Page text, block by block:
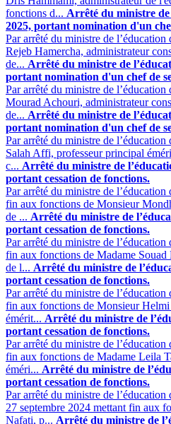
fonctions d... Arrêté du ministre
2025, portant nomination d'un
Par arrêté du ministre de
Rejeb Hamercha, administrateur
de... Arrêté du ministre de
portant nomination d'un chef de
Par arrêté du ministre de
Mourad Achouri, administrateur
de... Arrêté du ministre de
portant nomination d'un chef de
Par arrêté du ministre de
Salah Affi, professeur principal
c... Arrêté du ministre de
portant cessation de fonctions.
Par arrêté du ministre de
fin aux fonctions de Monsieur
de ... Arrêté du ministre de
portant cessation de fonctions.
Par arrêté du ministre de
fin aux fonctions de Madame
de l... Arrêté du ministre de
portant cessation de fonctions.
Par arrêté du ministre de
fin aux fonctions de Monsieur
émérit... Arrêté du ministre de
portant cessation de fonctions.
Par arrêté du ministre de
fin aux fonctions de Madame Leila
éméri... Arrêté du ministre de
portant cessation de fonctions.
Par arrêté du ministre de
27 septembre 2024 mettant fin aux
Nafati, p... Arrêté du ministre de